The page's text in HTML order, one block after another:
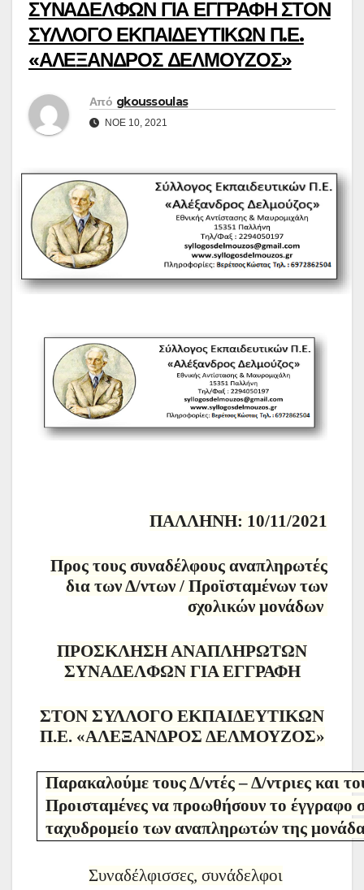
ΣΥΝΑΔΕΛΦΩΝ ΓΙΑ ΕΓΓΡΑΦΗ ΣΤΟΝ
ΣΥΛΛΟΓΟ ΕΚΠΑΙΔΕΥΤΙΚΩΝ Π.Ε.
«ΑΛΕΞΑΝΔΡΟΣ ΔΕΛΜΟΥΖΟΣ»
Από gkoussoulas
ΝΟΈ 10, 2021
ΠΑΛΛΗΝΗ: 10/11/2021
Προς τους συναδέλφους αναπληρωτές
δια των Δ/ντων / Προϊσταμένων των
σχολικών μονάδων
ΠΡΟΣΚΛΗΣΗ ΑΝΑΠΛΗΡΩΤΩΝ
ΣΥΝΑΔΕΛΦΩΝ ΓΙΑ ΕΓΓΡΑΦΗ
ΣΤΟΝ ΣΥΛΛΟΓΟ ΕΚΠΑΙΔΕΥΤΙΚΩΝ
Π.Ε. «ΑΛΕΞΑΝΔΡΟΣ ΔΕΛΜΟΥΖΟΣ»
Παρακαλούμε τους Δ/ντές – Δ/ντριες και
Προισταμένες να προωθήσουν το έγγραφο
ταχυδρομείο των αναπληρωτών της
Συναδέλφισσες, συνάδελφοι